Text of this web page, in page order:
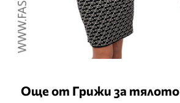
Още от Грижи за тялото